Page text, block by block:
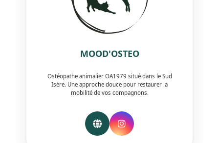
MOOD'OSTEO
Ostéopathe animalier OA1979 situé dans le Sud
Isère. Une approche douce pour restaurer la
mobilité de vos compagnons.